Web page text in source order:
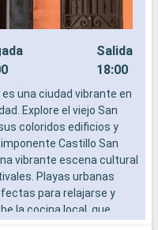
Salida
18:00
una ciudad vibrante en
Explore el viejo San
coloridos edificios y
Castillo San
vibrante escena cultural
Playas urbanas
para relajarse y
la cocina local, que